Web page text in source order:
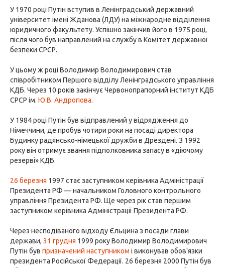
У 1970 році Путін вступив в Ленінградський державний
університет імені Жданова (ЛДУ) на міжнародне відділення
юридичного факультету. Успішно закінчив його в 1975 році,
після чого був направлений на службу в Комітет державної
безпеки СРСР.
У цьому ж році Володимир Володимирович став
співробітником Першого відділу Ленінградського управління
КДБ. Через 10 років закінчує Червонопрапорний інститут КДБ
СРСР ім. Ю.В. Андропова.
У 1984 році Путін був відправлений у відрядження до
Німеччини, де пробув чотири роки на посаді директора
Будинку радянсько-німецької дружби в Дрездені. З 1992
року він отримує звання підполковника запасу в «діючому
резерві» КДБ.
26 березня 1997 стає заступником керівника Адміністрації
Президента РФ — начальником Головного контрольного
управління Президента РФ. Ще через рік став першим
заступником керівника Адміністрації Президента РФ.
Через несподіваного відходу Єльцина з посади глави
держави, 31 грудня 1999 року Володимир Володимирович
Путін був призначений наступником і виконував обов'язки
президента Російської Федерації. 26 березня 2000 Путін був